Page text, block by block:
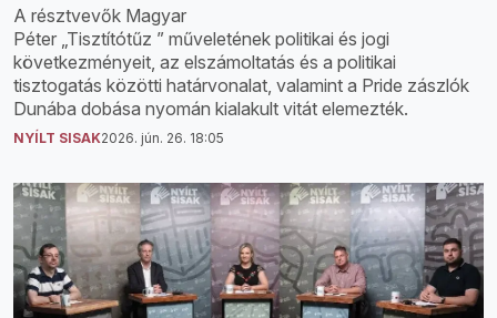
A résztvevők Magyar
Péter „Tisztítótűz ” műveletének politikai és jogi
következményeit, az elszámoltatás és a politikai
tisztogatás közötti határvonalat, valamint a Pride zászlók
Dunába dobása nyomán kialakult vitát elemezték.
NYÍLT SISAK2026. jún. 26. 18:05